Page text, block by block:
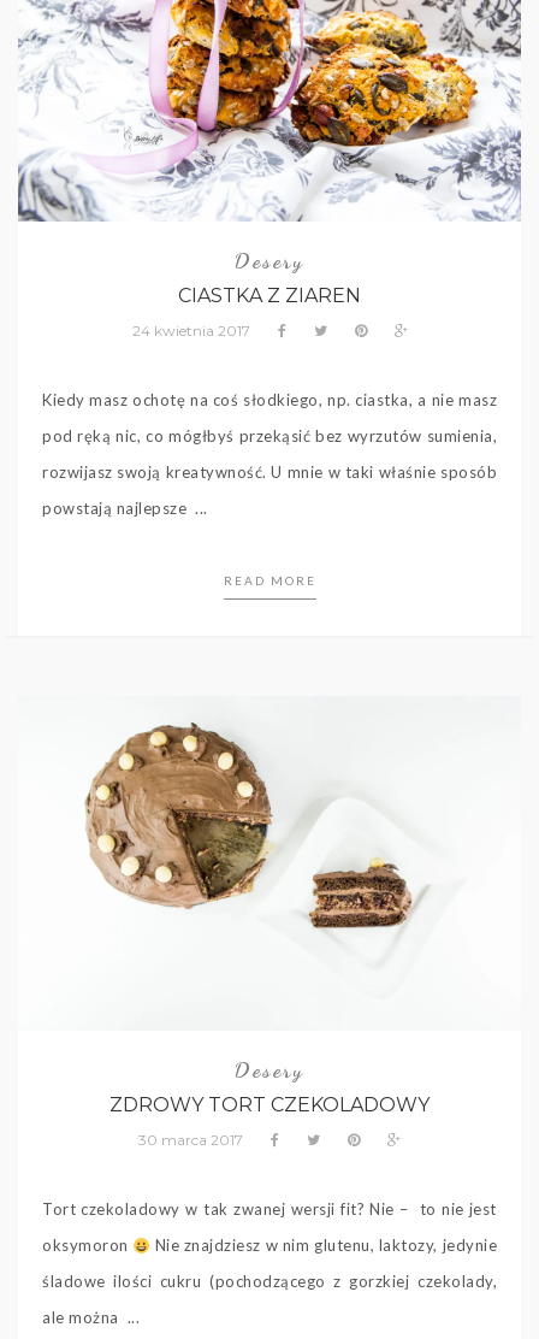
Desery
CIASTKA Z ZIAREN
24 kwietnia 2017
Kiedy masz ochotę na coś słodkiego, np. ciastka, a nie masz
pod ręką nic, co mógłbyś przekąsić bez wyrzutów sumienia,
rozwijasz swoją kreatywność. U mnie w taki właśnie sposób
powstają najlepsze ...
READ MORE
Desery
ZDROWY TORT CZEKOLADOWY
30 marca 2017
Tort czekoladowy w tak zwanej wersji fit? Nie – to nie jest
oksymoron
Nie znajdziesz w nim glutenu, laktozy, jedynie
śladowe ilości cukru (pochodzącego z gorzkiej czekolady,
ale można ...